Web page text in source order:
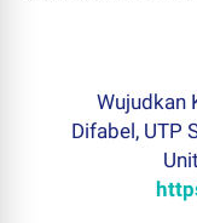
Wujudkan
Difabel, UTP